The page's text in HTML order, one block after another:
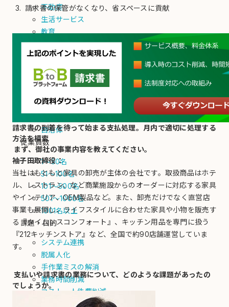
不動産
生活サービス
教育
アパレル
金属
自動車・輸送用機器
情報・通信
広告・メディア
自治体
従業員数
1～50名
51～100名
101～500名
501～1000名
1001名以上
課題・目的
システム連携
脱属人化
手作業ミスの解消
業務時間削減
コスト・人件費削減
請求書の保管がなくなり、省スペースに貢献
請求書の到着を待って始まる支払処理。月内で適切に処理する
方法を模索
まず、御社の事業内容を教えてください。
袖子田取締役：
当社はもともと家具の卸売が主体の会社です。取扱商品はホテ
ル、レストラン、など商業施設からのオーダーに対応する家具
やインテリア、OEM製品など。また、卸売だけでなく直営店
事業も展開し、ライフスタイルに合わせた家具や小物を販売す
る『タイムレスコンフォート』、キッチン用品を専門に扱う
『212キッチンストア』など、全国で約90店舗運営していま
す。
支払いや請求書の業務について、どのような課題があったの
でしょうか。